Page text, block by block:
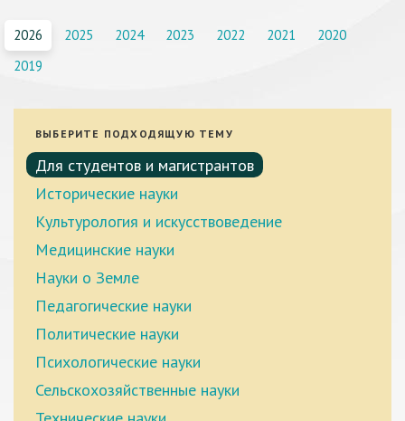
2026 2025 2024 2023 2022 2021
2020
2019
ВЫБЕРИТЕ ПОДХОДЯЩУЮ ТЕМУ
Для студентов и магистрантов
Исторические науки
Культурология и искусствоведение
Медицинские науки
Науки о Земле
Педагогические науки
Политические науки
Психологические науки
Сельскохозяйственные науки